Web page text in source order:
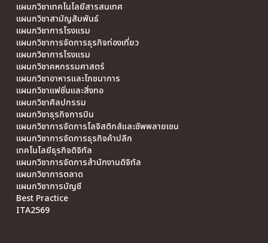
แผนกวิชาเทคโนโลยีสารสนเทศ
แผนกวิชาสามัญสัมพันธ์
แผนกวิชาการโรงแรม
แผนกวิชาการจัดการธุรกิจท่องเที่ยว
แผนกวิชาการโรงแรม
แผนกวิชาคหกรรมศาสตร์
แผนกวิชาอาหารและโภชนาการ
แผนกวิชาแฟชั่นและสิ่งทอ
แผนกวิชาศิลปกรรม
แผนกวิชาธุรกิจการบิน
แผนกวิชาการจัดการโลจิสติกส์และซัพพลายเชน
แผนกวิชาการจัดการธุรกิจค้าปลีก
เทคโนโลยีธุรกิจดิจิทัล
แผนกวิชาการจัดการสำนักงานดิจิทัล
แผนกวิชาการตลาด
แผนกวิชาการบัญชี
Best Practice
ITA2569